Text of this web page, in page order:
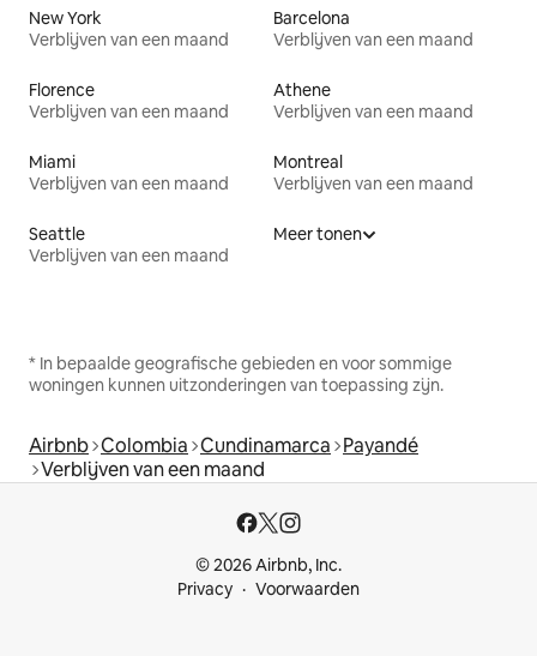
New York
Verblijven van een maand
Barcelona
Verblijven van een maand
Florence
Verblijven van een maand
Athene
Verblijven van een maand
Miami
Verblijven van een maand
Montreal
Verblijven van een maand
Seattle
Verblijven van een maand
Meer tonen
* In bepaalde geografische gebieden en voor sommige
woningen kunnen uitzonderingen van toepassing zijn.
Airbnb Colombia Cundinamarca Payandé
Verblijven van een maand
© 2026 Airbnb, Inc.
Privacy
Voorwaarden